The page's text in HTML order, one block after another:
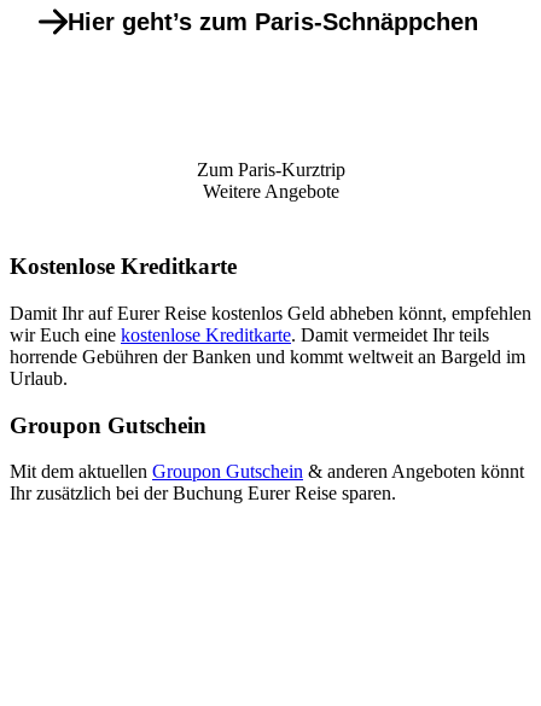
Hier geht’s zum Paris-Schnäppchen
Zum Paris-Kurztrip
Weitere Angebote
Kostenlose Kreditkarte
Damit Ihr auf Eurer Reise kostenlos Geld abheben könnt, empfehlen
wir Euch eine kostenlose Kreditkarte. Damit vermeidet Ihr teils
horrende Gebühren der Banken und kommt weltweit an Bargeld im
Urlaub.
Groupon Gutschein
Mit dem aktuellen Groupon Gutschein & anderen Angeboten könnt
Ihr zusätzlich bei der Buchung Eurer Reise sparen.